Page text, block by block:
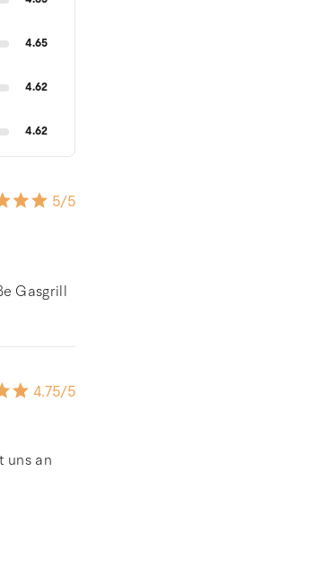
4.65
4.62
4.62
5/5
Gasgrill
4.75/5
uns an